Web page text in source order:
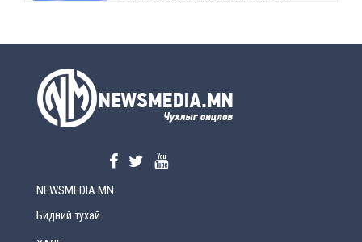
Өчигдөр
Өчигдөр
NEWSMEDIA.MN
Бидний тухай